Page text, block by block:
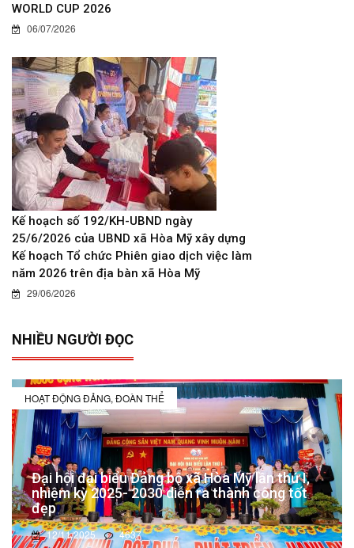
WORLD CUP 2026
06/07/2026
Kế hoạch số 192/KH-UBND ngày
25/6/2026 của UBND xã Hòa Mỹ xây dựng
Kế hoạch Tổ chức Phiên giao dịch việc làm
năm 2026 trên địa bàn xã Hòa Mỹ
29/06/2026
NHIỀU NGƯỜI ĐỌC
HOẠT ĐỘNG ĐẢNG, ĐOÀN THỂ
Đại hội đại biểu Đảng bộ xã Hòa Mỹ lần thứ I,
nhiệm kỳ 2025- 2030 diễn ra thành công tốt
đẹp
12/11/2025 4637